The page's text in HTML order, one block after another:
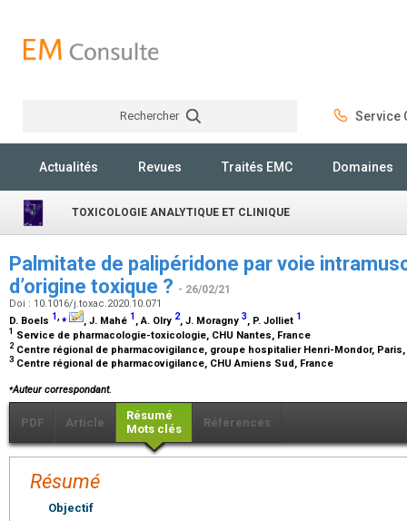
Rechercher Service
Actualités Revues Traités EMC Domaines
TOXICOLOGIE ANALYTIQUE ET CLINIQUE
Palmitate de palipéridone par voie
d’origine toxique ? - 26/02/21
Doi : 10.1016/j.toxac.2020.10.071
D. Boels 1,⁎ , J. Mahé 1 , A. Olry 2, J. Moragny 3, P. Jolliet 1
1 Service de pharmacologie-toxicologie, CHU Nantes, France
2 Centre régional de pharmacovigilance, groupe hospitalier Henri-Mondor,
3 Centre régional de pharmacovigilance, CHU Amiens Sud, France
⁎Auteur correspondant.
PDF Article
Résumé
Mots clés
Références
Résumé
Objectif